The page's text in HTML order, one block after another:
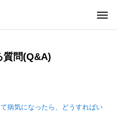
質問(Q&A)
病気になったら、どうすればい